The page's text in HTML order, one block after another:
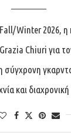
Winter 2026,
Chiuri για
σύγχρονη
και